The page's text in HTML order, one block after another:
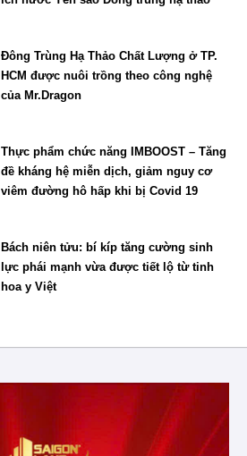
Đông Trùng Hạ Thảo Chất Lượng ở TP.
HCM được nuôi trồng theo công nghệ
của Mr.Dragon
Thực phẩm chức năng IMBOOST – Tăng
đề kháng hệ miễn dịch, giảm nguy cơ
viêm đường hô hấp khi bị Covid 19
Bách niên tửu: bí kíp tăng cường sinh
lực phái mạnh vừa được tiết lộ từ tinh
hoa y Việt